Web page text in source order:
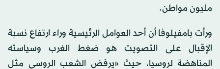
مليون مواطن.
ورأت بامفيلوفا أن أحد العوامل الرئيسية وراء ارتفاع نسبة
الإقبال على التصويت هو ضغط الغرب وسياسته
المناهضة لروسيا، حيث «يرفض الشعب الروسي مثل